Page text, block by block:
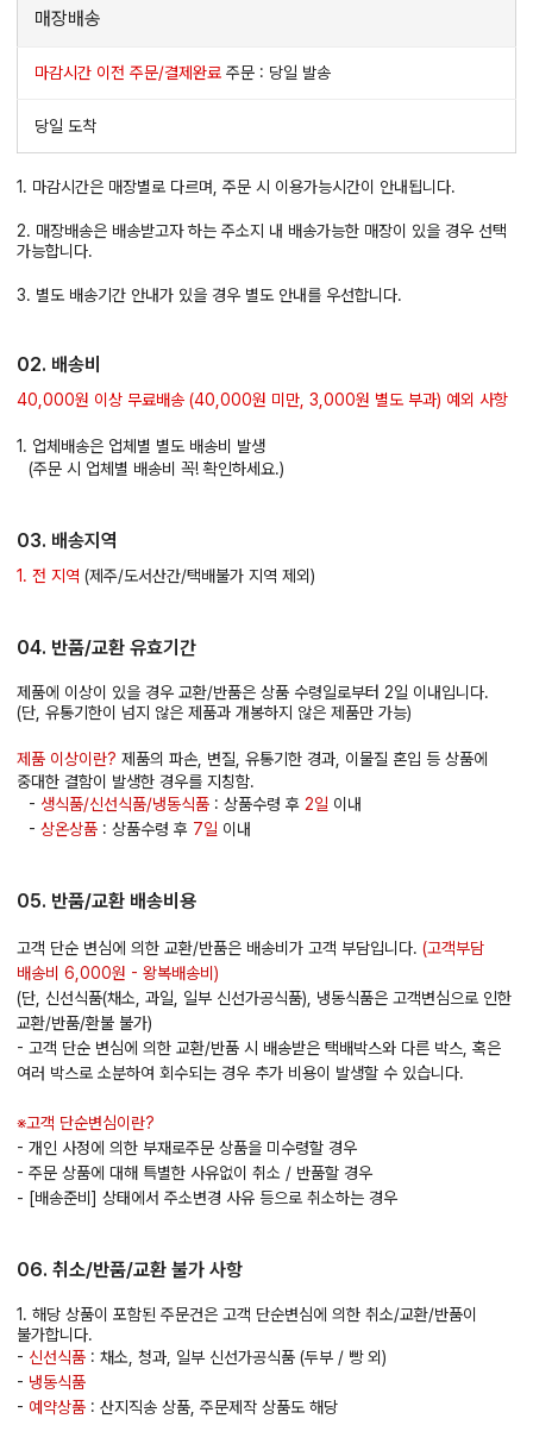
매장배송
마감시간 이전 주문/결제완료 주문 : 당일 발송
당일 도착
1. 마감시간은 매장별로 다르며, 주문 시 이용가능시간이 안내됩니다.
2. 매장배송은 배송받고자 하는 주소지 내 배송가능한 매장이 있을 경우 선택
가능합니다.
3. 별도 배송기간 안내가 있을 경우 별도 안내를 우선합니다.
02. 배송비
40,000원 이상 무료배송 (40,000원 미만, 3,000원 별도 부과) 예외 사항
1. 업체배송은 업체별 별도 배송비 발생
(주문 시 업체별 배송비 꼭! 확인하세요.)
03. 배송지역
1. 전 지역 (제주/도서산간/택배불가 지역 제외)
04. 반품/교환 유효기간
제품에 이상이 있을 경우 교환/반품은 상품 수령일로부터 2일 이내입니다.
(단, 유통기한이 넘지 않은 제품과 개봉하지 않은 제품만 가능)
제품 이상이란? 제품의 파손, 변질, 유통기한 경과, 이물질 혼입 등 상품에
중대한 결함이 발생한 경우를 지칭함.
- 생식품/신선식품/냉동식품 : 상품수령 후 2일 이내
- 상온상품 : 상품수령 후 7일 이내
05. 반품/교환 배송비용
고객 단순 변심에 의한 교환/반품은 배송비가 고객 부담입니다. (고객부담
배송비 6,000원 - 왕복배송비)
(단, 신선식품(채소, 과일, 일부 신선가공식품), 냉동식품은 고객변심으로 인한
교환/반품/환불 불가)
- 고객 단순 변심에 의한 교환/반품 시 배송받은 택배박스와 다른 박스, 혹은
여러 박스로 소분하여 회수되는 경우 추가 비용이 발생할 수 있습니다.
※고객 단순변심이란?
- 개인 사정에 의한 부재로주문 상품을 미수령할 경우
- 주문 상품에 대해 특별한 사유없이 취소 / 반품할 경우
- [배송준비] 상태에서 주소변경 사유 등으로 취소하는 경우
06. 취소/반품/교환 불가 사항
1. 해당 상품이 포함된 주문건은 고객 단순변심에 의한 취소/교환/반품이
불가합니다.
- 신선식품 : 채소, 청과, 일부 신선가공식품 (두부 / 빵 외)
- 냉동식품
- 예약상품 : 산지직송 상품, 주문제작 상품도 해당